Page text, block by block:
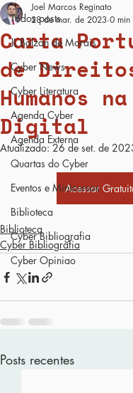
Todos posts
JL Bolzan de Morais
Cyber News
Cyber Literatura
Agenda Cyber
Agenda Externa
Quartas do Cyber
Eventos e Minicursos
Biblioteca
Cyber Bibliografia
Cyber Opiniao
Carta
de
Humanos
Digital
Joel Marcos Reginato
28 de mar. de 2023 0 min
Atualizado:26 de set. de
Acessar
Biblioteca
Cyber Bibliografia
Posts recentes